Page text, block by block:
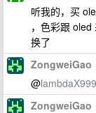
听我的，买
，色彩跟
换了
ZongweiGao
@lambdaX999
ZongweiGao